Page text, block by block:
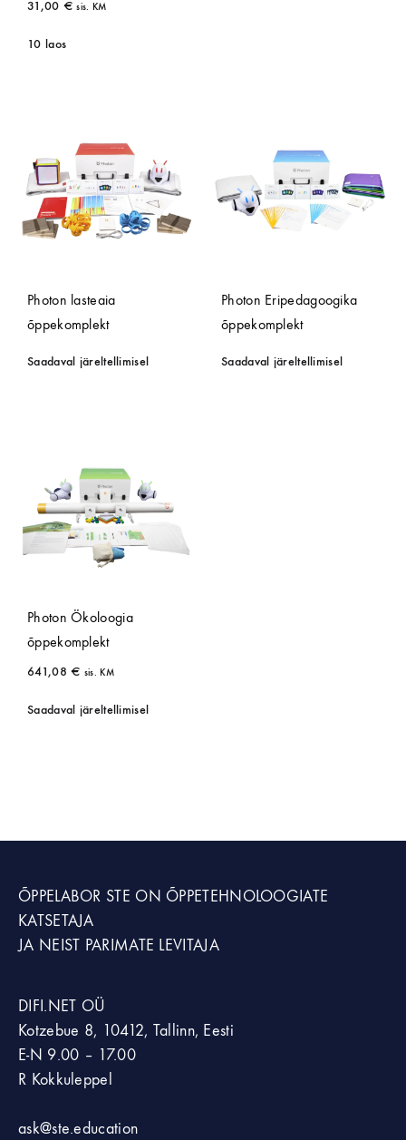
31,00 € sis. KM
10 laos
Photon lasteaia
õppekomplekt
Saadaval järeltellimisel
Photon Eripedagoogika
õppekomplekt
Saadaval järeltellimisel
Photon Ökoloogia
õppekomplekt
641,08€ sis. KM
Saadaval järeltellimisel
ÕPPELABOR STE ON ÕPPETEHNOLOOGIATE
KATSETAJA
JA NEIST PARIMATE LEVITAJA
DIFI.NET OÜ
Kotzebue 8, 10412, Tallinn, Eesti
E-N 9.00 – 17.00
R Kokkuleppel
ask@ste.education